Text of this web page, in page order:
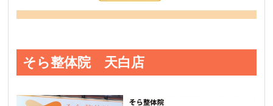
そら整体院 天白店